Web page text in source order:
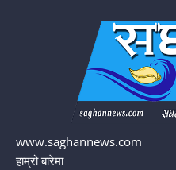
www.saghannews.com
हाम्रो बारेमा